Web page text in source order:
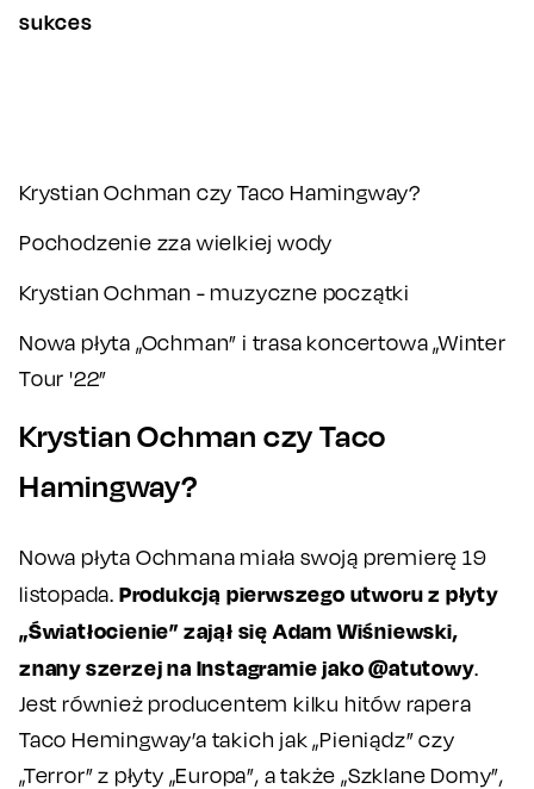
sukces
Krystian Ochman czy Taco Hamingway?
Pochodzenie zza wielkiej wody
Krystian Ochman - muzyczne początki
Nowa płyta „Ochman” i trasa koncertowa „Winter
Tour '22”
Krystian Ochman czy Taco
Hamingway?
Nowa płyta Ochmana miała swoją premierę 19
listopada. Produkcją pierwszego utworu z płyty
„Światłocienie” zajął się Adam Wiśniewski,
znany szerzej na Instagramie jako @atutowy.
Jest również producentem kilku hitów rapera
Taco Hemingway’a takich jak „Pieniądz” czy
„Terror” z płyty „Europa”, a także „Szklane Domy”,